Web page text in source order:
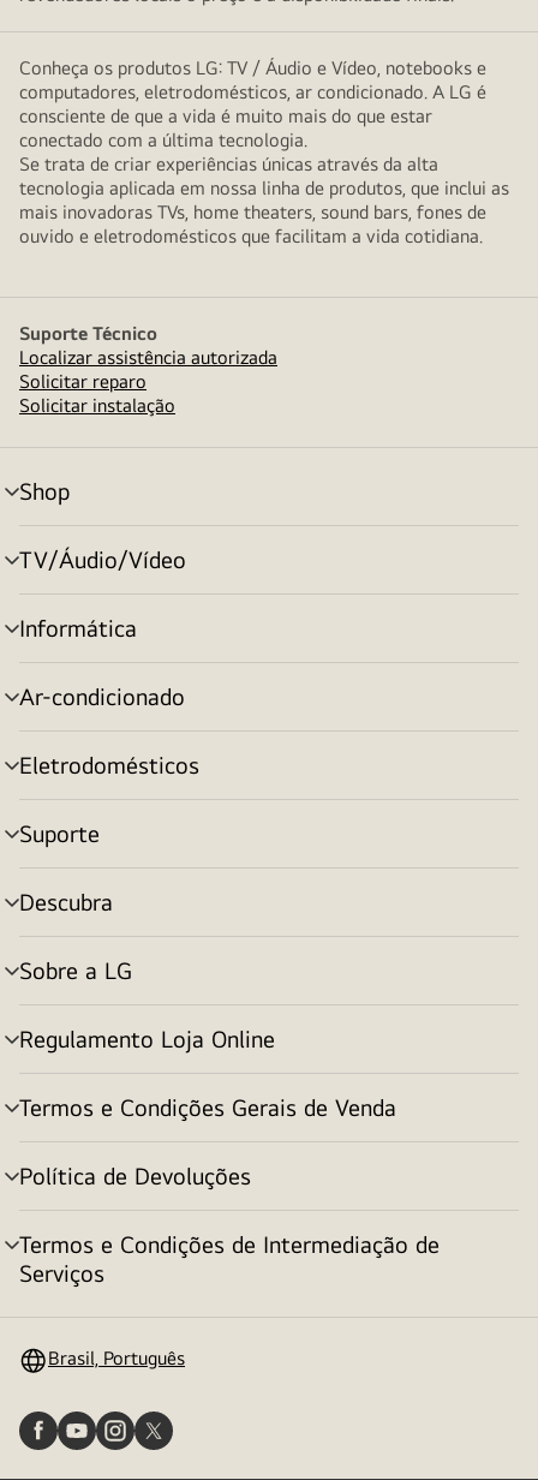
Conheça os produtos LG: TV / Áudio e Vídeo, notebooks e
computadores, eletrodomésticos, ar condicionado. A LG é
consciente de que a vida é muito mais do que estar
conectado com a última tecnologia.
Se trata de criar experiências únicas através da alta
tecnologia aplicada em nossa linha de produtos, que inclui as
mais inovadoras TVs, home theaters, sound bars, fones de
ouvido e eletrodomésticos que facilitam a vida cotidiana.
Suporte Técnico
Localizar assistência autorizada
Solicitar reparo
Solicitar instalação
Shop
alternar
menu
TV/Áudio/Vídeo
alternar
menu
Informática
alternar
menu
Ar-condicionado
alternar
menu
Eletrodomésticos
alternar
menu
Suporte
alternar
menu
Descubra
alternar
menu
Sobre a LG
alternar
menu
Regulamento Loja Online
alternar
menu
Termos e Condições Gerais de Venda
alternar
menu
Política de Devoluções
alternar
menu
Termos e Condições de Intermediação de
Serviços
alternar
Brasil, Português